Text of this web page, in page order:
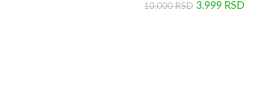
10.000RSD 3.999 RSD